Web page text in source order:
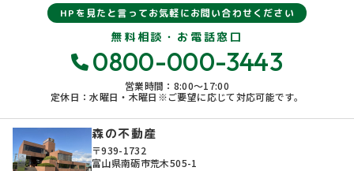
HPを見たと言ってお気軽にお問い合わせください
無料相談・お電話窓口
0800-000-3443
営業時間：8:00〜17:00
定休日：水曜日・木曜日※ご要望に応じて対応可能です。
森の不動産
〒939-1732
富山県南砺市荒木505-1